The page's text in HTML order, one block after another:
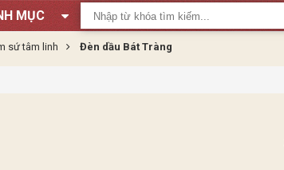
MỤC
sứ tâm linh Đèn dầu Bát Tràng